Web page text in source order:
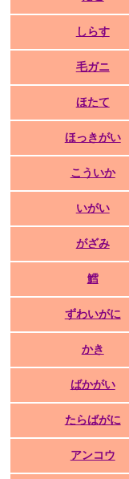
しらす
毛ガニ
ほたて
ほっきがい
こういか
いがい
がざみ
鱈
ずわいがに
かき
ばかがい
たらばがに
アンコウ